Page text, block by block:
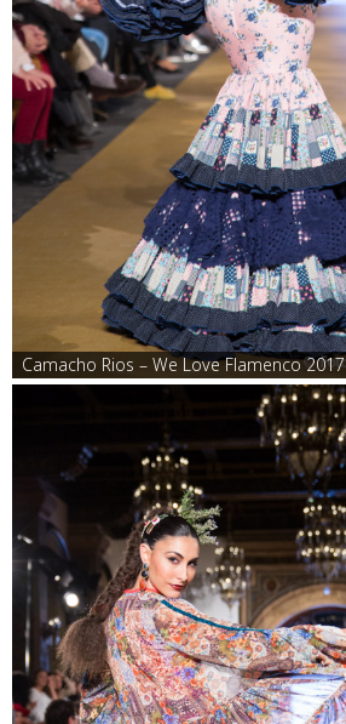
Camacho Rios – We Love Flamenco 2017